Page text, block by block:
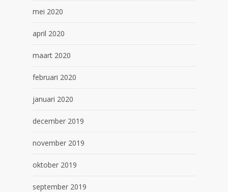
mei 2020
april 2020
maart 2020
februari 2020
januari 2020
december 2019
november 2019
oktober 2019
september 2019